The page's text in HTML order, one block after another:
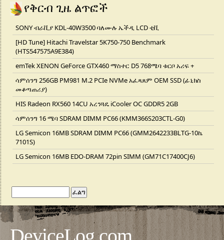
የቅርብ ጊዜ ልጥፎች
SONY ብራቪያ KDL-40W3500 ባለሙሉ ኤችዲ LCD ቲቪ
[HD Tune] Hitachi Travelstar 5K750-750 Benchmark
(HTS547575A9E384)
emTek XENON GeForce GTX460 ማስተር D5 768ሜባ ቱርቦ አሪፍ +
ሳምሰንግ 256GB PM981 M.2 PCIe NVMe አፈጻጸም OEM SSD (ፊኒክስ
መቆጣጠሪያ)
HIS Radeon RX560 14CU አረንጓዴ iCooler OC GDDR5 2GB
ሳምሰንግ 16 ሜባ SDRAM DIMM PC66 (KMM366S203CTL-G0)
LG Semicon 16MB SDRAM DIMM PC66 (GMM2642233BLTG-10ኬ
7101S)
LG Semicon 16MB EDO-DRAM 72pin SIMM (GM71C17400CJ6)